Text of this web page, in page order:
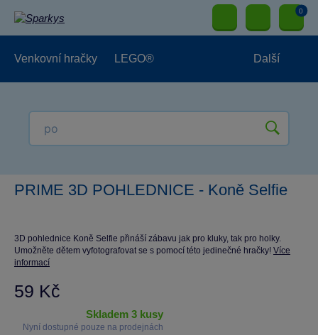
0
Venkovní hračky LEGO® Další
PRIME 3D POHLEDNICE - Koně Selfie
3D pohlednice Koně Selfie přináší zábavu jak pro kluky, tak pro holky.
Umožněte dětem vyfotografovat se s pomocí této jedinečné hračky! Více
informací
59 Kč
skladem 3 kusy
Nyní dostupné pouze na prodejnách